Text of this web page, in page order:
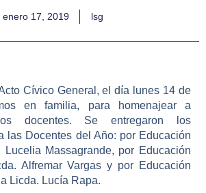
enero 17, 2019 lsg
Cívico General, el día lunes 14 de
en familia, para homenajear a
docentes. Se entregaron los
las Docentes del Año: por Educación
Lucelia Massagrande, por Educación
Alfremar Vargas y por Educación
Licda. Lucía Rapa.